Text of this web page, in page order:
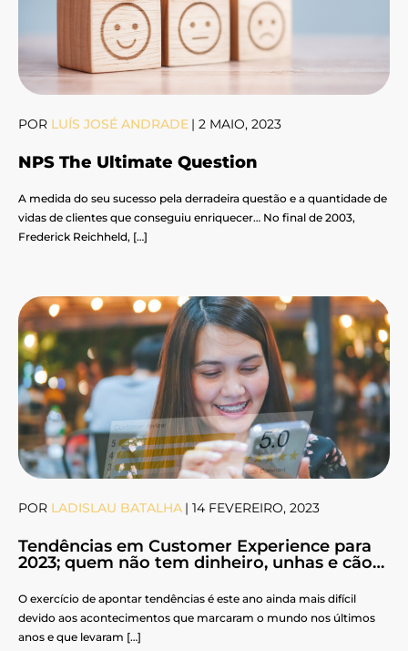
POR LUÍS JOSÉ ANDRADE | 2 MAIO, 2023
NPS The Ultimate Question
A medida do seu sucesso pela derradeira questão e a quantidade de
vidas de clientes que conseguiu enriquecer… No final de 2003,
Frederick Reichheld, […]
POR LADISLAU BATALHA | 14 FEVEREIRO, 2023
Tendências em Customer Experience para
2023; quem não tem dinheiro, unhas e cão…
O exercício de apontar tendências é este ano ainda mais difícil
devido aos acontecimentos que marcaram o mundo nos últimos
anos e que levaram […]